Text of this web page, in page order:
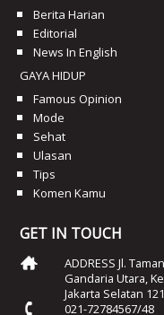
Berita Harian
Editorial
News In English
GAYA HIDUP
Famous Opinion
Mode
Sehat
Ulasan
Tips
Komen Kamu
GET IN TOUCH
ADDRESS Jl.
Gandaria Utara,
Jakarta Selatan
021-72784567/48